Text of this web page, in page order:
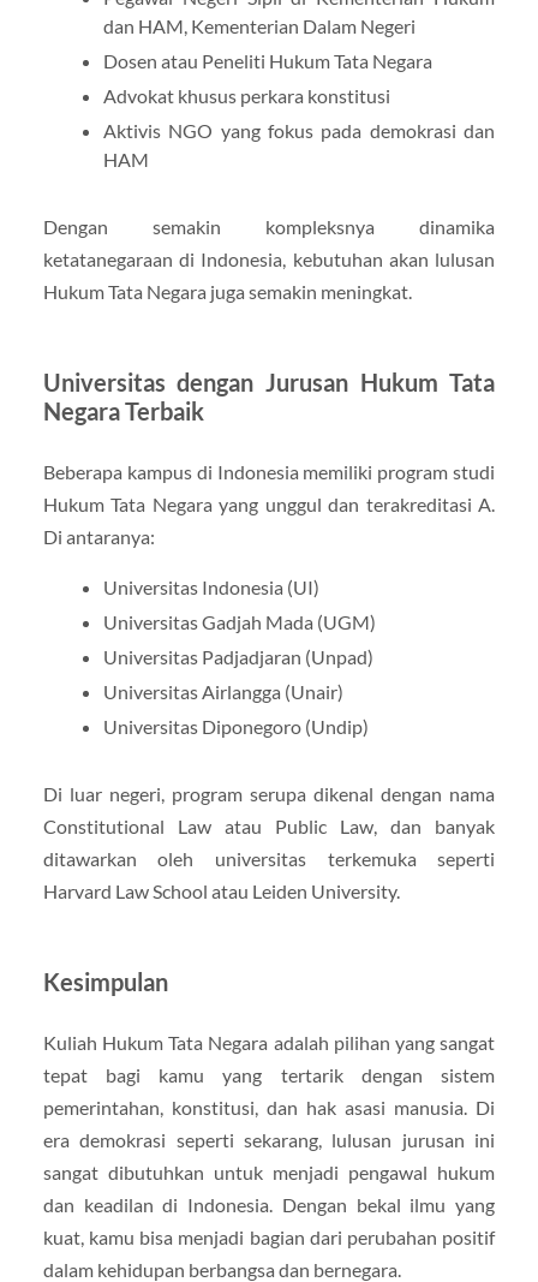
dan HAM, Kementerian Dalam Negeri
Dosen atau Peneliti Hukum Tata Negara
Advokat khusus perkara konstitusi
Aktivis NGO yang fokus pada demokrasi dan
HAM
Dengan semakin kompleksnya dinamika
ketatanegaraan di Indonesia, kebutuhan akan lulusan
Hukum Tata Negara juga semakin meningkat.
Universitas dengan Jurusan Hukum Tata
Negara Terbaik
Beberapa kampus di Indonesia memiliki program studi
Hukum Tata Negara yang unggul dan terakreditasi A.
Di antaranya:
Universitas Indonesia (UI)
Universitas Gadjah Mada (UGM)
Universitas Padjadjaran (Unpad)
Universitas Airlangga (Unair)
Universitas Diponegoro (Undip)
Di luar negeri, program serupa dikenal dengan nama
Constitutional Law atau Public Law, dan banyak
ditawarkan oleh universitas terkemuka seperti
Harvard Law School atau Leiden University.
Kesimpulan
Kuliah Hukum Tata Negara adalah pilihan yang sangat
tepat bagi kamu yang tertarik dengan sistem
pemerintahan, konstitusi, dan hak asasi manusia. Di
era demokrasi seperti sekarang, lulusan jurusan ini
sangat dibutuhkan untuk menjadi pengawal hukum
dan keadilan di Indonesia. Dengan bekal ilmu yang
kuat, kamu bisa menjadi bagian dari perubahan positif
dalam kehidupan berbangsa dan bernegara.